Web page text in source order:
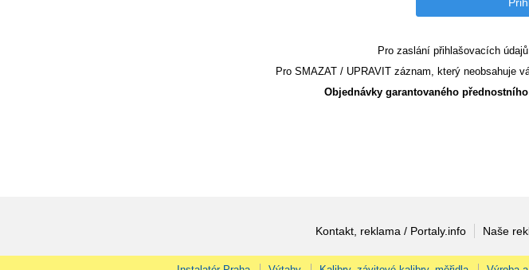
Pro zaslání přihlašovacích
Pro SMAZAT / UPRAVIT záznam, který neobsahuje
Objednávky garantovaného
Kontakt, reklama / Portaly.info Naše